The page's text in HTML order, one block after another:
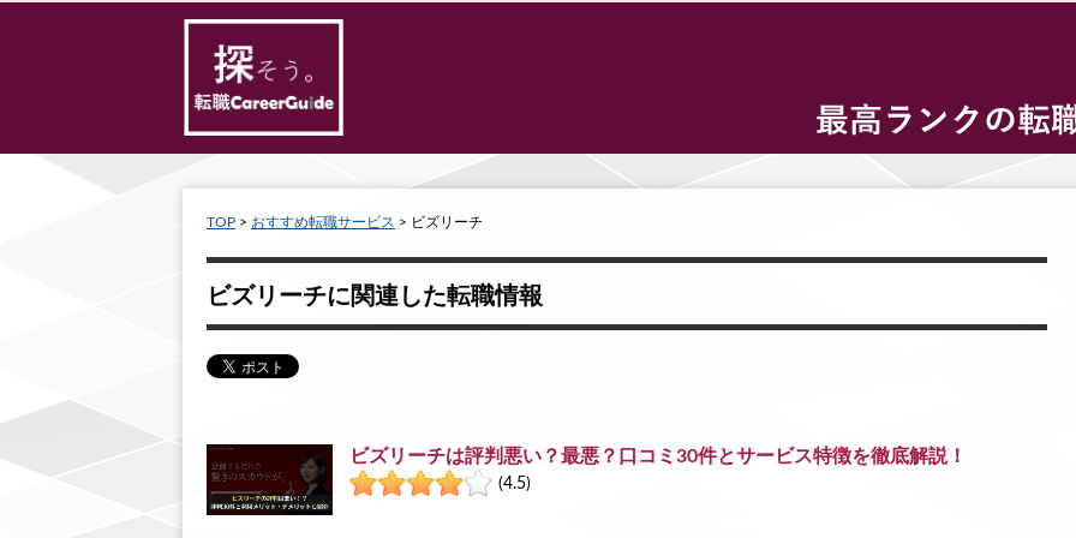
TOP > おすすめ転職サービス > ビズリーチ
ビズリーチに関連した転職情報
ビズリーチは評判悪い？最悪？口コミ30件とサービス特徴を徹底解説！
(4.5)